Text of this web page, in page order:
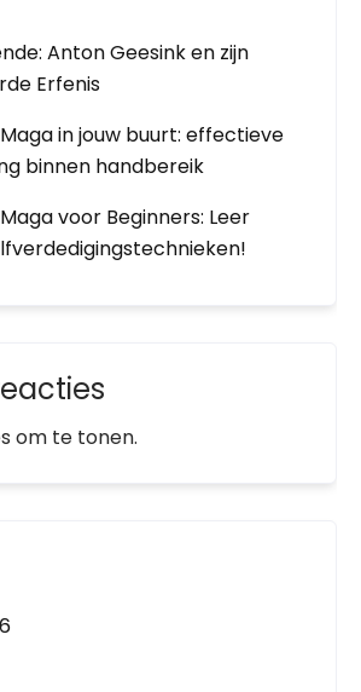
Anton Geesink en zijn
Erfenis
in jouw buurt: effectieve
binnen handbereik
voor Beginners: Leer
om te tonen.